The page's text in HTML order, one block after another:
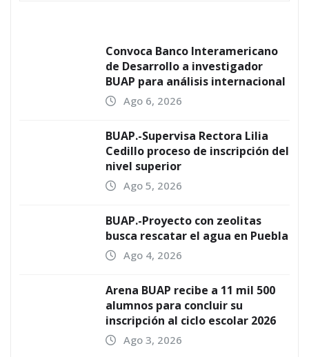
Convoca Banco Interamericano
de Desarrollo a investigador
BUAP para análisis internacional
Ago 6, 2026
BUAP.-Supervisa Rectora Lilia
Cedillo proceso de inscripción del
nivel superior
Ago 5, 2026
BUAP.-Proyecto con zeolitas
busca rescatar el agua en Puebla
Ago 4, 2026
Arena BUAP recibe a 11 mil 500
alumnos para concluir su
inscripción al ciclo escolar 2026
Ago 3, 2026